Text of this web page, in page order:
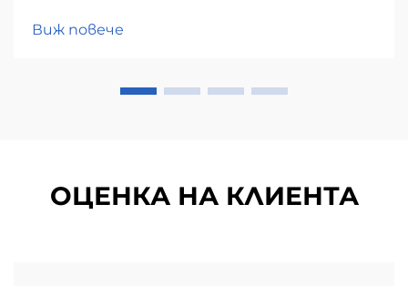
Виж повече
ОЦЕНКА НА КЛИЕНТА